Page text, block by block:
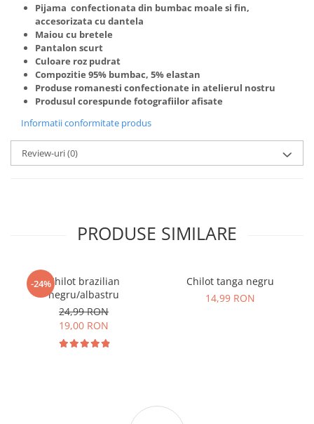
Pijama confectionata din bumbac moale si fin,
accesorizata cu dantela
Maiou cu bretele
Pantalon scurt
Culoare roz pudrat
Compozitie 95% bumbac, 5% elastan
Produse romanesti confectionate in atelierul nostru
Produsul corespunde fotografiilor afisate
Informatii conformitate produs
Review-uri(0)
PRODUSE SIMILARE
-24%Chilot brazilian
negru/albastru
24,99 RON
19,00 RON
Chilot tanga negru
14,99 RON